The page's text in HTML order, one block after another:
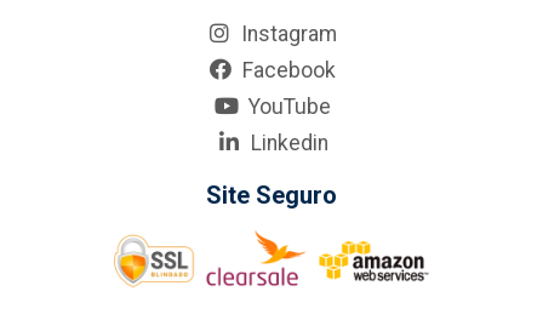
Instagram
Facebook
YouTube
Linkedin
Site Seguro